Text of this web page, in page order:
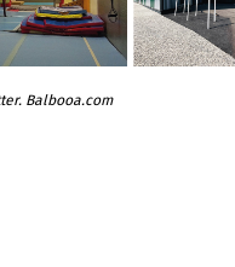
Balbooa.com